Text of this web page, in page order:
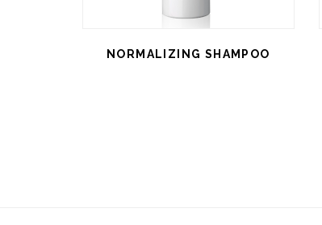
NORMALIZING SHAMPOO